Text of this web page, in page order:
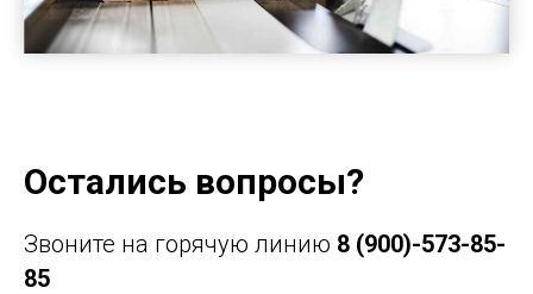
Остались вопросы?
Звоните на горячую линию 8 (900)-573-85-
85